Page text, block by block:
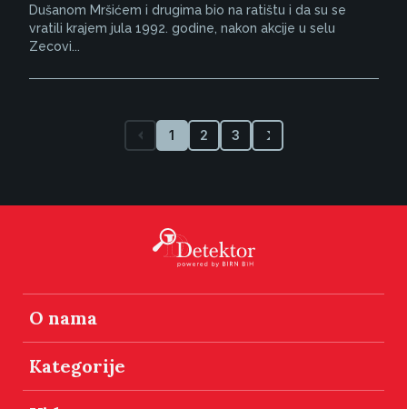
Dušanom Mršićem i drugima bio na ratištu i da su se
vratili krajem jula 1992. godine, nakon akcije u selu
Zecovi...
1 2 3
O nama
Kategorije